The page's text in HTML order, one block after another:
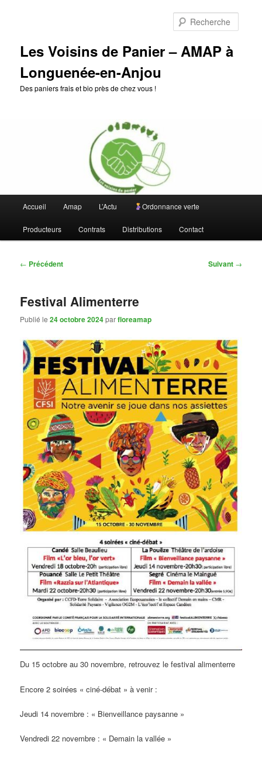
Les Voisins de Panier – AMAP à
Longuenée-en-Anjou
Des paniers frais et bio près de chez vous !
principal
Accueil Amap L’Actu Ordonnance verte
Producteurs Contrats Distributions Contact
Navigation
← Précédent Suivant →
Festival Alimenterre
Publié le24 octobre 2024parfloreamap
Du 15 octobre au 30 novembre, retrouvez le festival alimenterre
Encore 2 soirées « ciné-débat » à venir :
Jeudi 14 novembre : « Bienveillance paysanne »
Vendredi 22 novembre : « Demain la vallée »